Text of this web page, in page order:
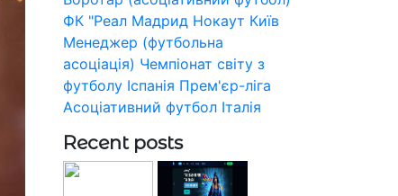
ФК "Реал Мадрид Нокаут Київ
Менеджер (футбольна
асоціація) Чемпіонат світу з
футболу Іспанія Прем'єр-ліга
Асоціативний футбол Італія
Recent posts